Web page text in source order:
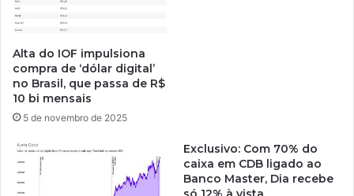
Alta do IOF impulsiona
compra de ‘dólar digital’
no Brasil, que passa de R$
10 bi mensais
5 de novembro de 2025
Exclusivo: Com 70% do
caixa em CDB ligado ao
Banco Master, Dia recebe